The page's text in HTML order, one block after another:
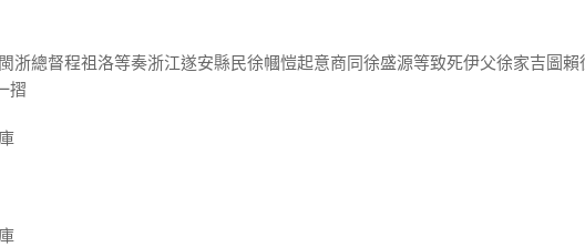
浙總督程祖洛等奏浙江遂安縣民徐幗愷起意商同徐盛源等致死伊父徐家吉圖賴
摺